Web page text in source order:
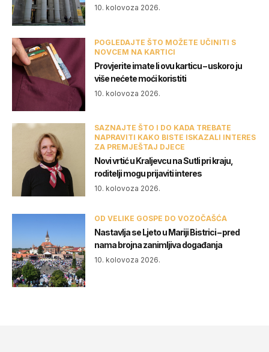
10. kolovoza 2026.
POGLEDAJTE ŠTO MOŽETE UČINITI S
NOVCEM NA KARTICI
Provjerite imate li ovu karticu – uskoro ju
više nećete moći koristiti
10. kolovoza 2026.
SAZNAJTE ŠTO I DO KADA TREBATE
NAPRAVITI KAKO BISTE ISKAZALI INTERES
ZA PREMJEŠTAJ DJECE
Novi vrtić u Kraljevcu na Sutli pri kraju,
roditelji mogu prijaviti interes
10. kolovoza 2026.
OD VELIKE GOSPE DO VOZOČAŠĆA
Nastavlja se Ljeto u Mariji Bistrici – pred
nama brojna zanimljiva događanja
10. kolovoza 2026.